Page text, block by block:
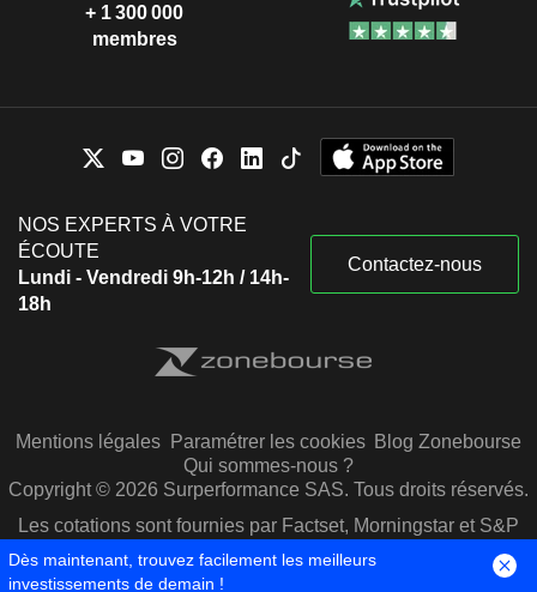
+ 1 300 000
membres
NOS EXPERTS À VOTRE
ÉCOUTE
Lundi - Vendredi 9h-12h / 14h-
18h
Contactez-nous
Mentions légales Paramétrer les cookies Blog Zonebourse
Qui sommes-nous ?
Copyright © 2026 Surperformance SAS. Tous droits réservés.
Les cotations sont fournies par Factset, Morningstar et S&P
Capital IQ
Dès maintenant, trouvez facilement les meilleurs
investissements de demain !